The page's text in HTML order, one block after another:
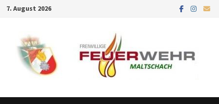
Zum
springen
7. August 2026